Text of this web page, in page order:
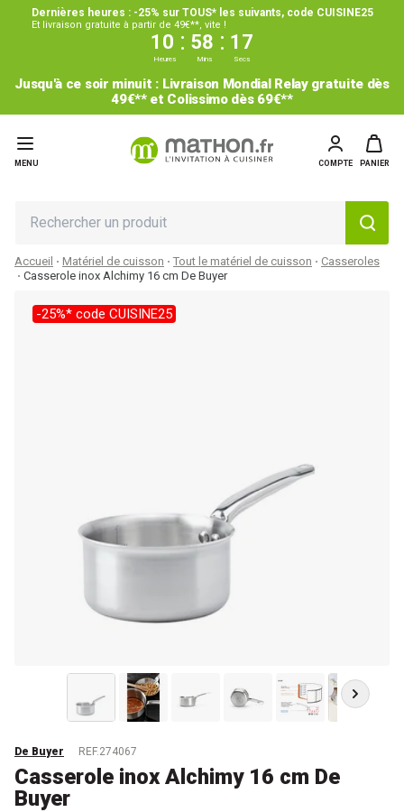
Dernières heures : -25% sur TOUS* les suivants, code CUISINE25
Et livraison gratuite à partir de 49€**, vite !
10 : 58 : 16
Heures Mins Secs
Jusqu'à ce soir minuit : Livraison Mondial Relay gratuite dès
49€** et Colissimo dès 69€**
MENU COMPTE PANIER
Accueil Matériel de cuisson Tout le matériel de cuisson
Casseroles
Casserole inox Alchimy 16 cm De Buyer
-25%* code CUISINE25
De Buyer REF.274067
Casserole inox Alchimy 16 cm De
Buyer